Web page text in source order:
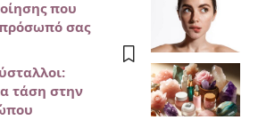
που
σας
τάση στην